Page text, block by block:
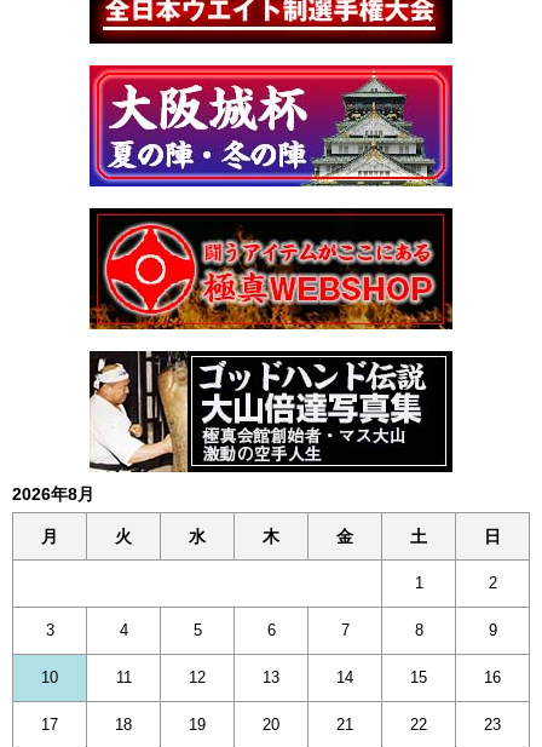
2026年8月
月 火 水 木 金 土 日
1 2
3 4 5 6 7 8 9
10 11 12 13 14 15 16
17 18 19 20 21 22 23